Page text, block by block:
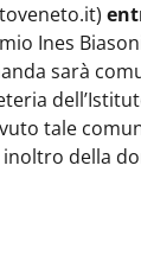
Ines
sarà
tale
della